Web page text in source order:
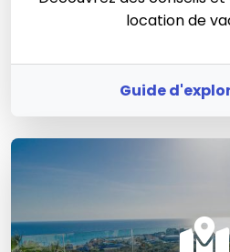
location de
Guide